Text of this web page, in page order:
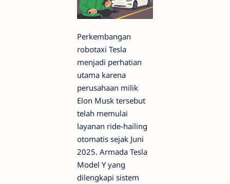
Perkembangan
robotaxi Tesla
menjadi perhatian
utama karena
perusahaan milik
Elon Musk tersebut
telah memulai
layanan ride-hailing
otomatis sejak Juni
2025. Armada Tesla
Model Y yang
dilengkapi sistem